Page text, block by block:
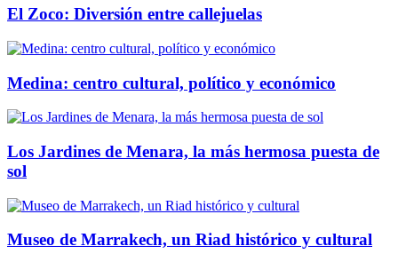
El Zoco: Diversión entre callejuelas
Medina: centro cultural, político y económico
Los Jardines de Menara, la más hermosa puesta de
sol
Museo de Marrakech, un Riad histórico y cultural